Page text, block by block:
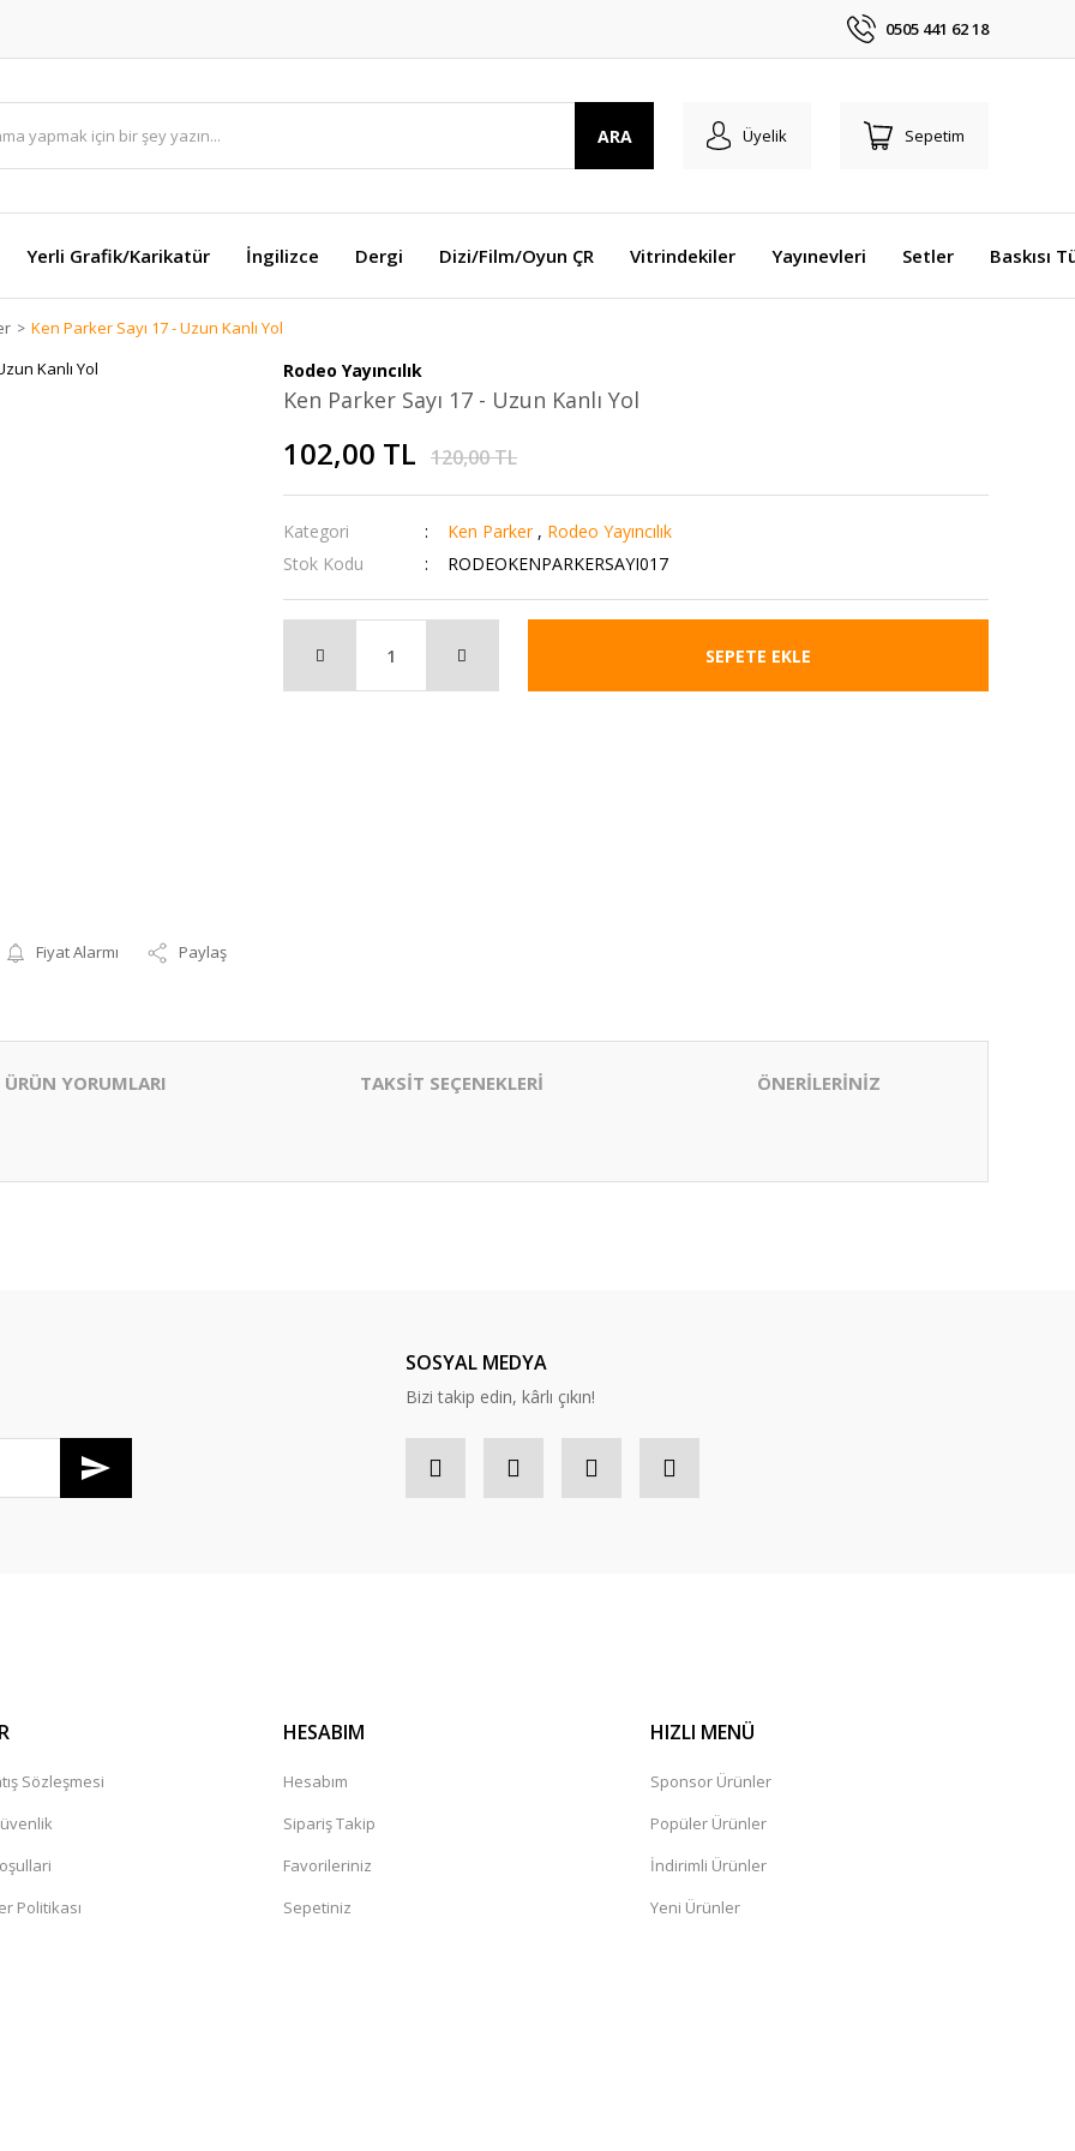
0505 441 62 18
ARA Üyelik Sepetim
Yerli Grafik/Karikatür İngilizce Dergi Dizi/Film/Oyun ÇR Vitrindekiler Yayınevleri Setler Baskısı
Ken Parker Sayı 17 - Uzun Kanlı Yol
Fiyat Alarmı Paylaş
Rodeo Yayıncılık
Ken Parker Sayı 17 - Uzun Kanlı Yol
102,00 TL 120,00 TL
Kategori Ken Parker , Rodeo Yayıncılık
Stok Kodu
RODEOKENPARKERSAYI017
SEPETE EKLE
ÜRÜN YORUMLARI TAKSİT SEÇENEKLERİ ÖNERİLERİNİZ
SOSYAL MEDYA
Bizi takip edin, kârlı çıkın!
Sözleşmesi
Politikası
HESABIM
Hesabım
Sipariş Takip
Favorileriniz
Sepetiniz
HIZLI MENÜ
Sponsor Ürünler
Popüler Ürünler
İndirimli Ürünler
Yeni Ürünler